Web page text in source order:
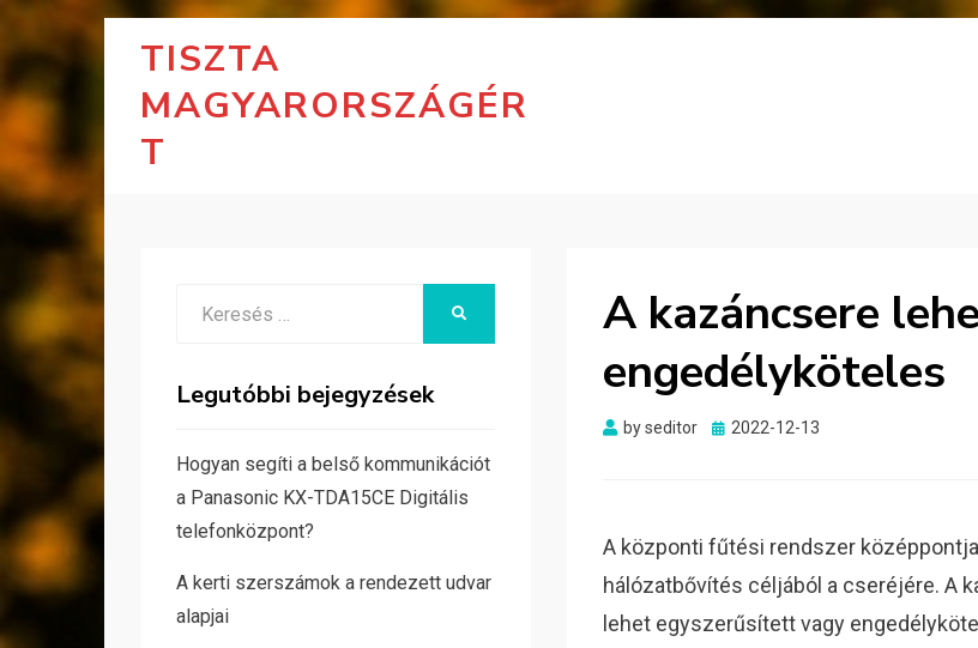
TISZTA
MAGYARORSZÁGÉR
T
A kazáncsere
engedélyköteles
byseditor
Posted
2022-12-13
A központi fűtési rendszer
hálózatbővítés céljából a cseréjére. A
lehet egyszerűsített vagy
Legutóbbi bejegyzések
Hogyan segíti a belső kommunikációt
a Panasonic KX-TDA15CE Digitális
telefonközpont?
A kerti szerszámok a rendezett udvar
alapjai